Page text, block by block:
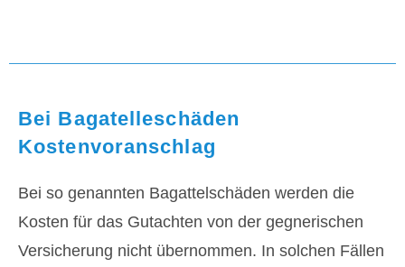
Bei Bagatelleschäden
Kostenvoranschlag
Bei so genannten Bagattelschäden werden die
Kosten für das Gutachten von der gegnerischen
Versicherung nicht übernommen. In solchen Fällen